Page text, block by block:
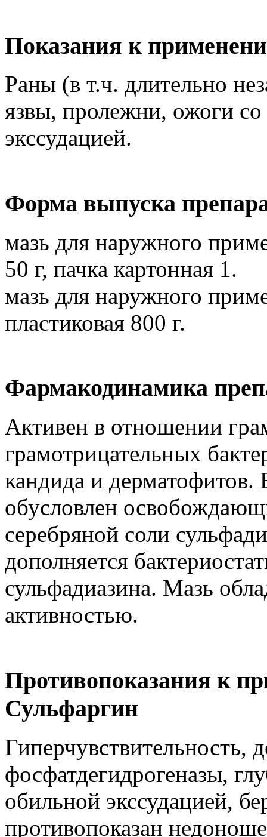
Показания к
Раны (в т.ч. длительно
язвы, пролежни, ожоги
экссудацией.
Форма выпуска
мазь для наружного
50 г, пачка картонная 1.
мазь для наружного
пластиковая 800 г.
Фармакодинамика
Активен в отношении
грамотрицательных
кандида и
обусловлен
серебряной соли
дополняется
сульфадиазина. Мазь
активностью.
Противопоказания к
Сульфаргин
Гиперчувствительность,
фосфатдегидрогеназы,
обильной экссудацией,
противопоказан